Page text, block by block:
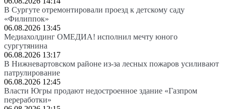
В Сургуте отремонтировали проезд к детскому саду
«Филиппок»
06.08.2026 13:45
Медиахолдинг ОМЕДИА! исполнил мечту юного
сургутянина
06.08.2026 13:17
В Нижневартовском районе из-за лесных пожаров усиливают
патрулирование
06.08.2026 12:45
Власти Югры продают недостроенное здание «Газпром
переработки»